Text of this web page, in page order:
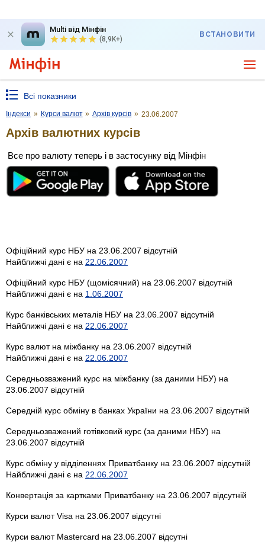
Multi від Мінфін
(8,9K+)
ВСТАНОВИТИ
Всі показники
Індекси » Курси валют » Архів курсів » 23.06.2007
Архів валютних курсів
Все про валюту теперь і в застосунку від Мінфін
Офіційний курс НБУ на 23.06.2007 відсутній
Найближчі дані є на 22.06.2007
Офіційний курс НБУ (щомісячний) на 23.06.2007 відсутній
Найближчі дані є на 1.06.2007
Курс банківських металів НБУ на 23.06.2007 відсутній
Найближчі дані є на 22.06.2007
Курс валют на міжбанку на 23.06.2007 відсутній
Найближчі дані є на 22.06.2007
Середньозважений курс на міжбанку (за даними НБУ) на
23.06.2007 відсутній
Середній курс обміну в банках України на 23.06.2007 відсутній
Середньозважений готівковий курс (за даними НБУ) на
23.06.2007 відсутній
Курс обміну у відділеннях Приватбанку на 23.06.2007 відсутній
Найближчі дані є на 22.06.2007
Конвертація за картками Приватбанку на 23.06.2007 відсутній
Курси валют Visa на 23.06.2007 відсутні
Курси валют Mastercard на 23.06.2007 відсутні